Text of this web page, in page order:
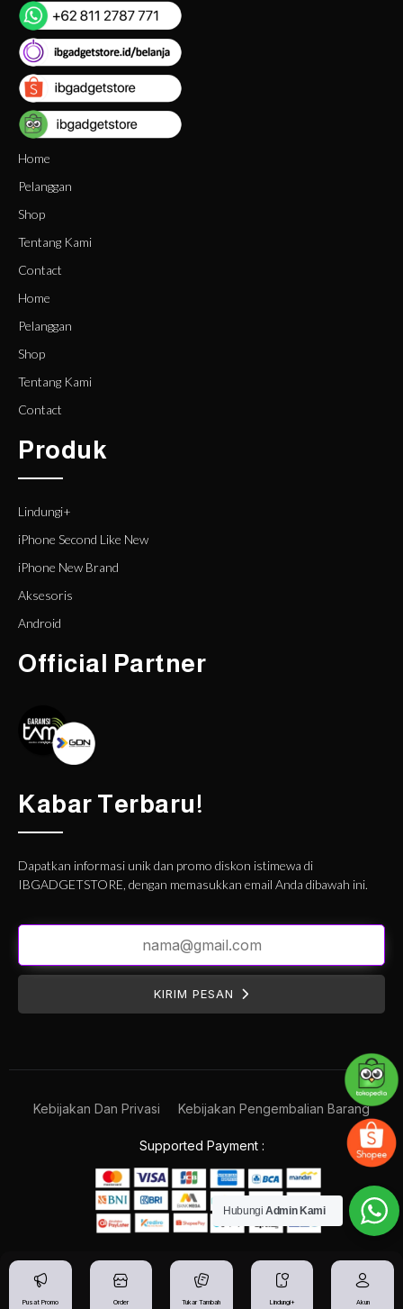
Home
Pelanggan
Shop
Tentang Kami
Contact
Home
Pelanggan
Shop
Tentang Kami
Contact
Produk
Lindungi+
iPhone Second Like New
iPhone New Brand
Aksesoris
Android
Official Partner
Kabar Terbaru!
Dapatkan informasi unik dan promo diskon istimewa di
IBGADGETSTORE, dengan memasukkan email Anda dibawah ini.
KIRIM PESAN
Supported Payment :
Kebijakan Dan Privasi Kebijakan Pengembalian Barang
Pusat Promo Order Tukar Tambah Lindungi+ Akun
Hubungi Admin Kami